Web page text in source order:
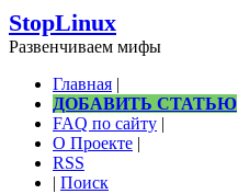
StopLinux
Развенчиваем мифы
Главная |
ДОБАВИТЬ СТАТЬЮ
FAQ по сайту |
О Проекте |
RSS
| Поиск